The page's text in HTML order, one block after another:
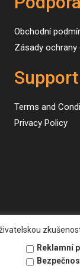
Reklamní
Obchodní
Zásady
Support
Terms and
Privacy Policy